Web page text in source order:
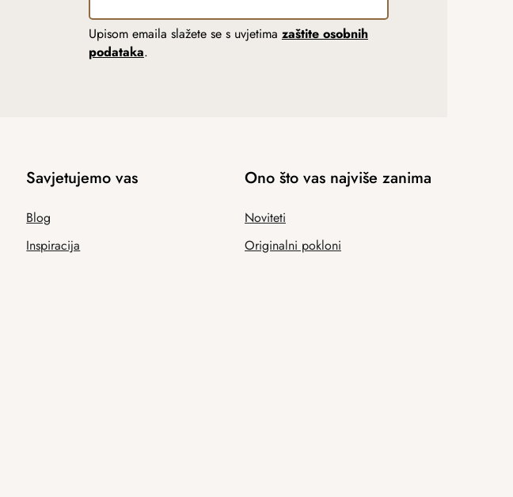
Upisom emaila slažete se s uvjetima zaštite osobnih
podataka.
Savjetujemo vas
Blog
Inspiracija
Ono što vas najviše zanima
Noviteti
Originalni pokloni